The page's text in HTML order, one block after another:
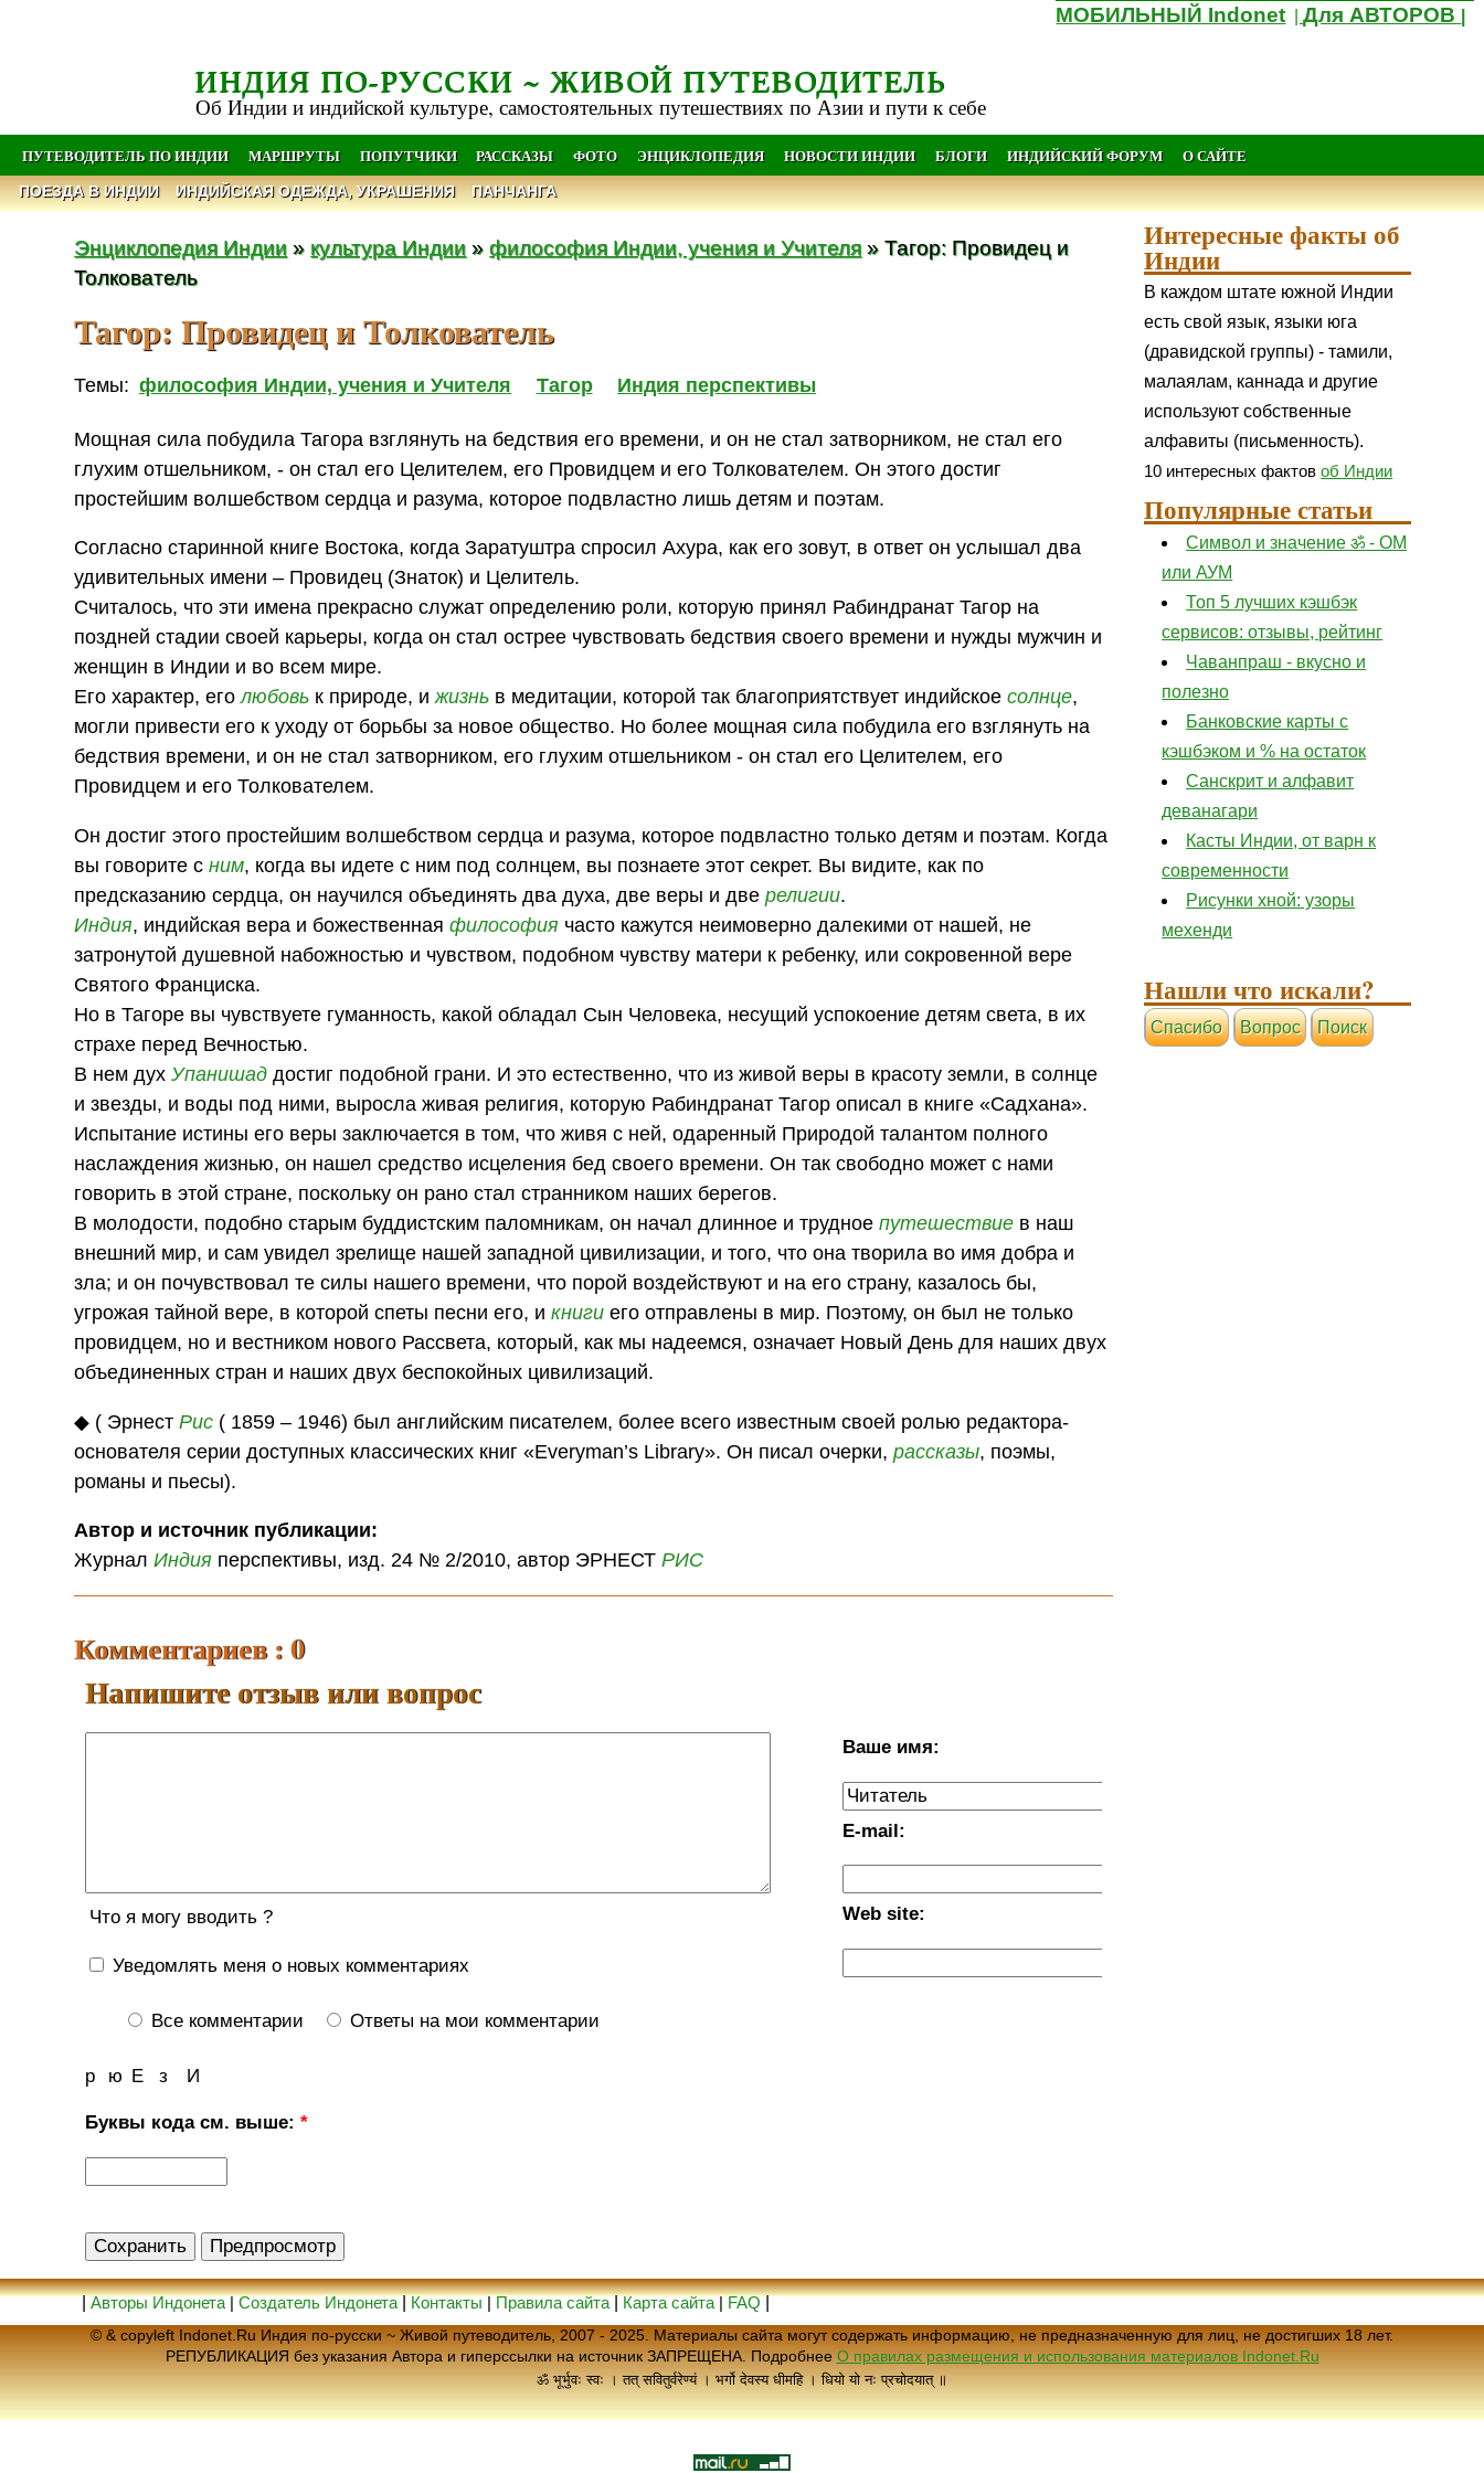
МОБИЛЬНЫЙ Indonet |Для АВТОРОВ
ИНДИЯ ПО-РУССКИ ~ ЖИВОЙ ПУТЕВОДИТЕЛЬ
Об Индии и индийской культуре, самостоятельных путешествиях по Азии и пути к себе
ПУТЕВОДИТЕЛЬ ПО ИНДИИ МАРШРУТЫ ПОПУТЧИКИ РАССКАЗЫ ФОТО ЭНЦИКЛОПЕДИЯ НОВОСТИ ИНДИИ БЛОГИ ИНДИЙСКИЙ ФОРУМ О САЙТЕ
ПОЕЗДА В ИНДИИ ИНДИЙСКАЯ ОДЕЖДА, УКРАШЕНИЯ ПАНЧАНГА
Энциклопедия Индии » культура Индии »философия Индии, учения и Учителя » Тагор: Провидец и
Толкователь
Тагор: Провидец и Толкователь
Темы: философия Индии, учения и Учителя Тагор Индия перспективы
Мощная сила побудила Тагора взглянуть на бедствия его времени, и он не стал затворником, не стал его
глухим отшельником, - он стал его Целителем, его Провидцем и его Толкователем. Он этого достиг
простейшим волшебством сердца и разума, которое подвластно лишь детям и поэтам.
Согласно старинной книге Востока, когда Заратуштра спросил Ахура, как его зовут, в ответ он услышал два
удивительных имени – Провидец (Знаток) и Целитель.
Считалось, что эти имена прекрасно служат определению роли, которую принял Рабиндранат Тагор на
поздней стадии своей карьеры, когда он стал острее чувствовать бедствия своего времени и нужды мужчин и
женщин в Индии и во всем мире.
Его характер, еголюбовь к природе, ижизнь в медитации, которой так благоприятствует индийскоесолнце,
могли привести его к уходу от борьбы за новое общество. Но более мощная сила побудила его взглянуть на
бедствия времени, и он не стал затворником, его глухим отшельником - он стал его Целителем, его
Провидцем и его Толкователем.
Он достиг этого простейшим волшебством сердца и разума, которое подвластно только детям и поэтам. Когда
вы говорите сним, когда вы идете с ним под солнцем, вы познаете этот секрет. Вы видите, как по
предсказанию сердца, он научился объединять два духа, две веры и дверелигии.
Индия, индийская вера и божественнаяфилософия часто кажутся неимоверно далекими от нашей, не
затронутой душевной набожностью и чувством, подобном чувству матери к ребенку, или сокровенной вере
Святого Франциска.
Но в Тагоре вы чувствуете гуманность, какой обладал Сын Человека, несущий успокоение детям света, в их
страхе перед Вечностью.
В нем духУпанишад достиг подобной грани. И это естественно, что из живой веры в красоту земли, в солнце
и звезды, и воды под ними, выросла живая религия, которую Рабиндранат Тагор описал в книге «Садхана».
Испытание истины его веры заключается в том, что живя с ней, одаренный Природой талантом полного
наслаждения жизнью, он нашел средство исцеления бед своего времени. Он так свободно может с нами
говорить в этой стране, поскольку он рано стал странником наших берегов.
В молодости, подобно старым буддистским паломникам, он начал длинное и трудноепутешествие в наш
внешний мир, и сам увидел зрелище нашей западной цивилизации, и того, что она творила во имя добра и
зла; и он почувствовал те силы нашего времени, что порой воздействуют и на его страну, казалось бы,
угрожая тайной вере, в которой спеты песни его, икниги его отправлены в мир. Поэтому, он был не только
провидцем, но и вестником нового Рассвета, который, как мы надеемся, означает Новый День для наших двух
объединенных стран и наших двух беспокойных цивилизаций.
◆ ( ЭрнестРис ( 1859 – 1946) был английским писателем, более всего известным своей ролью редактора-
основателя серии доступных классических книг «Everyman’s Library». Он писал очерки,рассказы, поэмы,
романы и пьесы).
Автор и источник публикации:
ЖурналИндия перспективы, изд. 24 № 2/2010, автор ЭРНЕСТРИС
Комментариев : 0
Напишите отзыв или вопрос
Ваше имя:
E-mail:
Web site:
Что я могу вводить ?
Уведомлять меня о новых комментариях
Все комментарии Ответы на мои комментарии
р ю Е И
з
Буквы кода см. выше:*
Интересные факты об
Индии
В каждом штате южной Индии
есть свой язык, языки юга
(дравидской группы) - тамили,
малаялам, каннада и другие
используют собственные
алфавиты (письменность).
10 интересных фактовоб Индии
Популярные статьи
Символ и значение ॐ - ОМ
или АУМ
Топ 5 лучших кэшбэк
сервисов: отзывы, рейтинг
Чаванпраш - вкусно и
полезно
Банковские карты с
кэшбэком и % на остаток
Санскрит и алфавит
деванагари
Касты Индии, от варн к
современности
Рисунки хной: узоры
мехенди
Нашли что искали?
Cпасибо Вопрос Поиск
|Авторы Индонета|Создатель Индонета|Контакты|Правила сайта|Карта сайта|FAQ|
© & copyleft Indonet.Ru Индия по-русски ~ Живой путеводитель, 2007 - 2025. Материалы сайта могут содержать информацию, не предназначенную для лиц, не достигших 18 лет.
РЕПУБЛИКАЦИЯ без указания Автора и гиперссылки на источник ЗАПРЕЩЕНА. Подробнее О правилах размещения и использования материалов Indonet.Ru
ॐ भूर्भुवः स्वः । तत् सवितुर्वरेण्यं । भर्गो देवस्य धीमहि । धियो यो नः प्रचोदयात् ॥